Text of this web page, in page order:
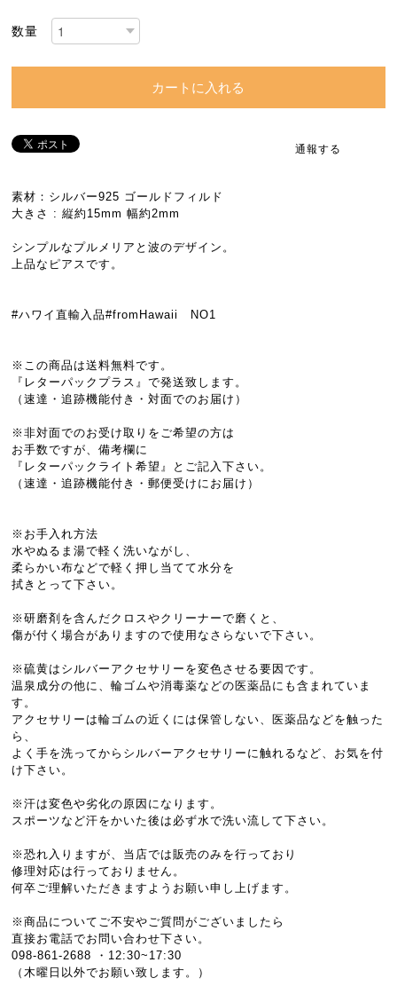
数量
カートに入れる
通報する
素材：シルバー925 ゴールドフィルド
大きさ : 縦約15mm 幅約2mm
シンプルなプルメリアと波のデザイン。
上品なピアスです。
#ハワイ直輸入品#fromHawaii NO1
※この商品は送料無料です。
『レターパックプラス』で発送致します。
（速達・追跡機能付き・対面でのお届け）
※非対面でのお受け取りをご希望の方は
お手数ですが、備考欄に
『レターパックライト希望』とご記入下さい。
（速達・追跡機能付き・郵便受けにお届け）
※お手入れ方法
水やぬるま湯で軽く洗いながし、
柔らかい布などで軽く押し当てて水分を
拭きとって下さい。
※研磨剤を含んだクロスやクリーナーで磨くと、
傷が付く場合がありますので使用なさらないで下さい。
※硫黄はシルバーアクセサリーを変色させる要因です。
温泉成分の他に、輪ゴムや消毒薬などの医薬品にも含まれていま
す。
アクセサリーは輪ゴムの近くには保管しない、医薬品などを触った
ら、
よく手を洗ってからシルバーアクセサリーに触れるなど、お気を付
け下さい。
※汗は変色や劣化の原因になります。
スポーツなど汗をかいた後は必ず水で洗い流して下さい。
※恐れ入りますが、当店では販売のみを行っており
修理対応は行っておりません。
何卒ご理解いただきますようお願い申し上げます。
※商品についてご不安やご質問がございましたら
直接お電話でお問い合わせ下さい。
098-861-2688 ・12:30~17:30
（木曜日以外でお願い致します。）